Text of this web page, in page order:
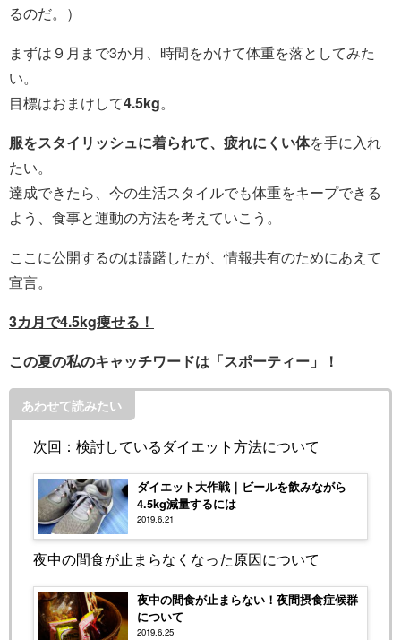
るのだ。）
まずは９月まで3か月、時間をかけて体重を落としてみた
い。
目標はおまけして4.5kg。
服をスタイリッシュに着られて、疲れにくい体を手に入れ
たい。
達成できたら、今の生活スタイルでも体重をキープできる
よう、食事と運動の方法を考えていこう。
ここに公開するのは躊躇したが、情報共有のためにあえて
宣言。
3カ月で4.5kg痩せる！
この夏の私のキャッチワードは「スポーティー」！
あわせて読みたい
次回：検討しているダイエット方法について
ダイエット大作戦｜ビールを飲みながら
4.5kg減量するには
2019.6.21
夜中の間食が止まらなくなった原因について
夜中の間食が止まらない！夜間摂食症候群
について
2019.6.25